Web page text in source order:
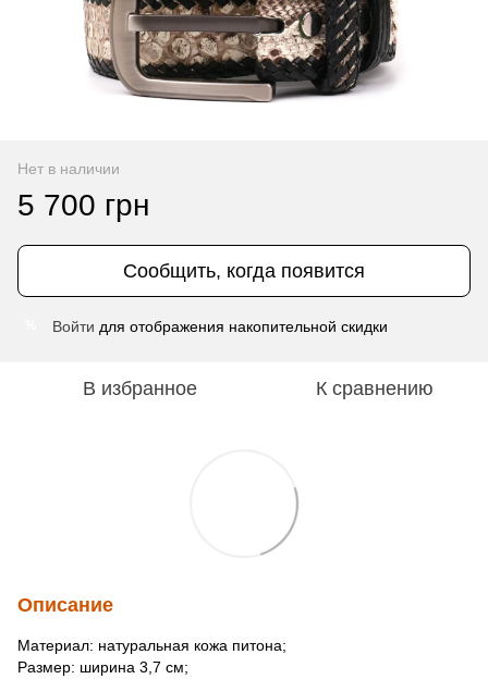
Нет в наличии
5 700 грн
Сообщить, когда появится
Войти для отображения накопительной скидки
В избранное К сравнению
Описание
Материал: натуральная кожа питона;
Размер: ширина 3,7 см;